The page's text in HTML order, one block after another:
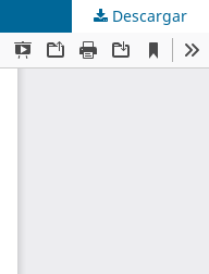
Descargar